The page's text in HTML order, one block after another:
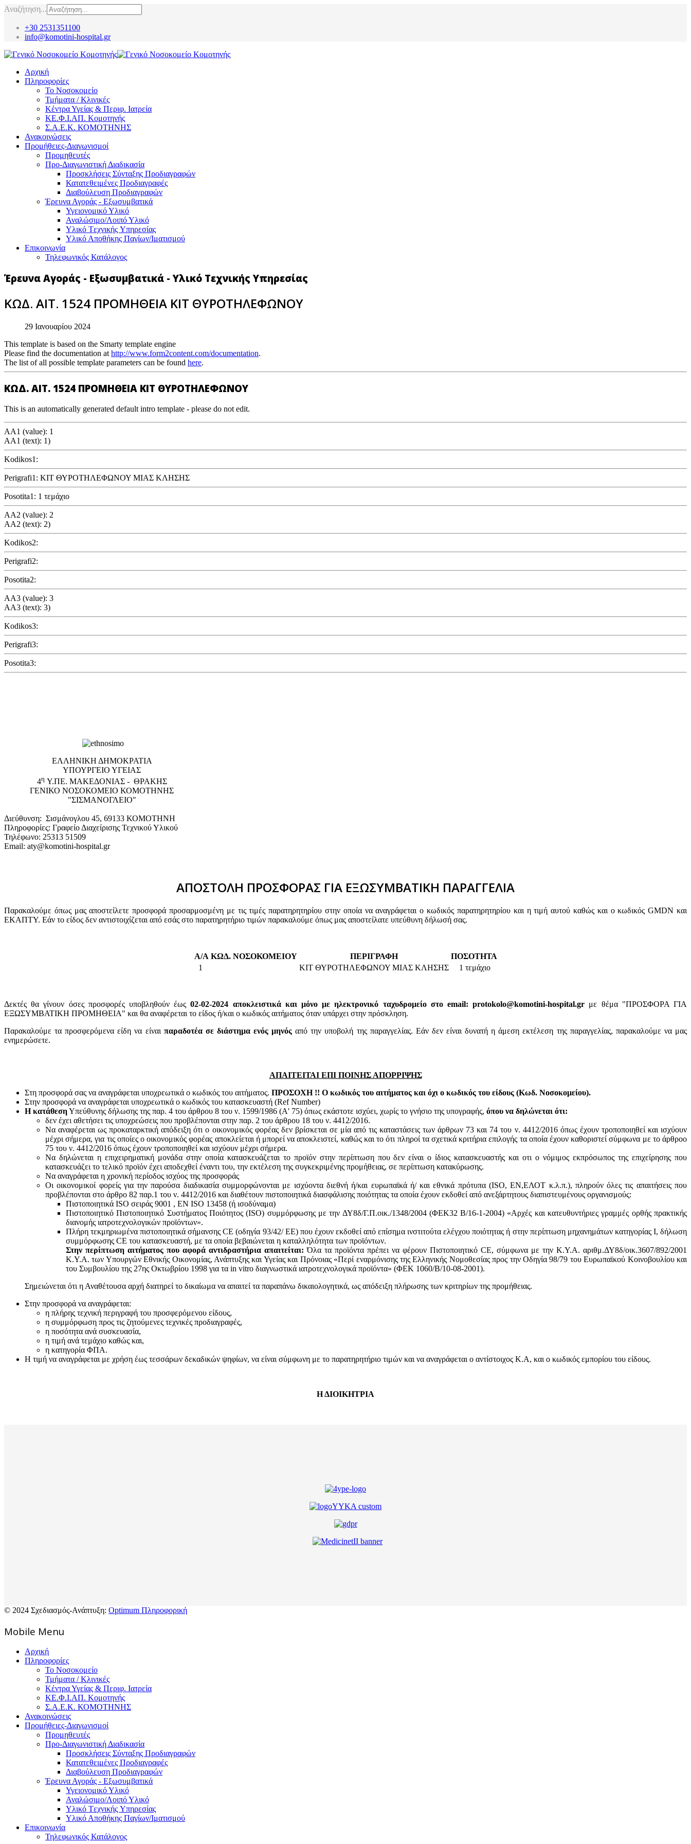
Αναζήτηση...
+30 2531351100
info@komotini-hospital.gr
Αρχική
Πληροφορίες
Το Νοσοκομείο
Τμήματα / Κλινικές
Κέντρα Υγείας & Περιφ. Ιατρεία
ΚΕ.Φ.Ι.ΑΠ. Κομοτηνής
Σ.Α.Ε.Κ. ΚΟΜΟΤΗΝΗΣ
Ανακοινώσεις
Προμήθειες-Διαγωνισμοί
Προμηθευτές
Προ-Διαγωνιστική Διαδικασία
Προσκλήσεις Σύνταξης Προδιαγραφών
Κατατεθειμένες Προδιαγραφές
Διαβούλευση Προδιαγραφών
Έρευνα Αγοράς - Εξωσυμβατικά
Υγειονομικό Υλικό
Αναλώσιμο/Λοιπό Υλικό
Υλικό Tεχνικής Yπηρεσίας
Υλικό Αποθήκης Παγίων/Ιματισμού
Επικοινωνία
Τηλεφωνικός Κατάλογος
Έρευνα Αγοράς - Εξωσυμβατικά - Υλικό Τεχνικής Υπηρεσίας
ΚΩΔ. ΑΙΤ. 1524 ΠΡΟΜΗΘΕΙΑ ΚΙΤ ΘΥΡΟΤΗΛΕΦΩΝΟΥ
29 Ιανουαρίου 2024
This template is based on the Smarty template engine
Please find the documentation at http://www.form2content.com/documentation.
The list of all possible template parameters can be found here.
ΚΩΔ. ΑΙΤ. 1524 ΠΡΟΜΗΘΕΙΑ ΚΙΤ ΘΥΡΟΤΗΛΕΦΩΝΟΥ
This is an automatically generated default intro template - please do not edit.
AA1 (value): 1
AA1 (text): 1)
Kodikos1:
Perigrafi1: ΚΙΤ ΘΥΡΟΤΗΛΕΦΩΝΟΥ ΜΙΑΣ ΚΛΗΣΗΣ
Posotita1: 1 τεμάχιο
AA2 (value): 2
AA2 (text): 2)
Kodikos2:
Perigrafi2:
Posotita2:
AA3 (value): 3
AA3 (text): 3)
Kodikos3:
Perigrafi3:
Posotita3:
EΛΛΗΝΙΚΗ ΔΗΜΟΚΡΑΤΙΑ
ΥΠΟΥΡΓΕΙΟ ΥΓΕΙΑΣ
4η Υ.ΠΕ. ΜΑΚΕΔΟΝΙΑΣ - ΘΡΑΚΗΣ
ΓΕΝΙΚΟ NΟΣΟΚΟΜΕΙΟ ΚΟΜΟΤΗΝΗΣ
"ΣΙΣΜΑΝΟΓΛΕΙΟ"
Διεύθυνση: Σισμάνογλου 45, 69133 ΚΟΜΟΤΗΝΗ
Πληροφορίες: Γραφείο Διαχείρισης Τεχνικού Υλικού
Τηλέφωνο: 25313 51509
Email: aty@komotini-hospital.gr
ΑΠΟΣΤΟΛΗ ΠΡΟΣΦΟΡΑΣ ΓΙΑ ΕΞΩΣΥΜΒΑΤΙΚΗ ΠΑΡΑΓΓΕΛΙΑ
Παρακαλούμε όπως μας αποστείλετε προσφορά προσαρμοσμένη με τις τιμές παρατηρητηρίου στην οποία να αναγράφεται ο κωδικός παρατηρητηρίου και η τιμή αυτού καθώς και ο κωδικός GMDN και
ΕΚΑΠΤΥ. Εάν το είδος δεν αντιστοιχίζεται από εσάς στο παρατηρητήριο τιμών παρακαλούμε όπως μας αποστείλατε υπεύθυνη δήλωσή σας.
Α/Α ΚΩΔ. ΝΟΣΟΚΟΜΕΙΟΥ ΠΕΡΙΓΡΑΦΗ
ΠΟΣΟΤΗΤΑ
1
ΚΙΤ ΘΥΡΟΤΗΛΕΦΩΝΟΥ ΜΙΑΣ ΚΛΗΣΗΣ 1 τεμάχιο
Δεκτές θα γίνουν όσες προσφορές υποβληθούν έως02-02-2024 αποκλειστικά και μόνο με ηλεκτρονικό ταχυδρομείο στο email: protokolo@komotini-hospital.gr με θέμα "ΠΡΟΣΦΟΡΑ ΓΙΑ
ΕΞΩΣΥΜΒΑΤΙΚΗ ΠΡΟΜΗΘΕΙΑ" και θα αναφέρεται το είδος ή/και ο κωδικός αιτήματος όταν υπάρχει στην πρόσκληση.
Παρακαλούμε τα προσφερόμενα είδη να είναι παραδοτέα σε διάστημα ενός μηνός από την υποβολή της παραγγελίας. Εάν δεν είναι δυνατή η άμεση εκτέλεση της παραγγελίας, παρακαλούμε να μας
ενημερώσετε.
ΑΠΑΙΤΕΙΤΑΙ ΕΠΙ ΠΟΙΝΗΣ ΑΠΟΡΡΙΨΗΣ
Στη προσφορά σας να αναγράφεται υποχρεωτικά ο κωδικός του αιτήματος. ΠΡΟΣΟΧΗ !! Ο κωδικός του αιτήματος και όχι ο κωδικός του είδους (Κωδ. Νοσοκομείου).
Στην προσφορά να αναγράφεται υποχρεωτικά ο κωδικός του κατασκευαστή (Ref Number)
Η κατάθεσηΥπεύθυνης δήλωσης της παρ. 4 του άρθρου 8 του ν. 1599/1986 (Α' 75) όπως εκάστοτε ισχύει, χωρίς το γνήσιο της υπογραφής, όπου να δηλώνεται ότι:
δεν έχει αθετήσει τις υποχρεώσεις που προβλέπονται στην παρ. 2 του άρθρου 18 του ν. 4412/2016.
Να αναφέρεται ως προκαταρκτική απόδειξη ότι ο οικονομικός φορέας δεν βρίσκεται σε μία από τις καταστάσεις των άρθρων 73 και 74 του ν. 4412/2016 όπως έχουν τροποποιηθεί και ισχύουν
μέχρι σήμερα, για τις οποίες ο οικονομικός φορέας αποκλείεται ή μπορεί να αποκλειστεί, καθώς και το ότι πληροί τα σχετικά κριτήρια επιλογής τα οποία έχουν καθοριστεί σύμφωνα με τo άρθροo
75 του ν. 4412/2016 όπως έχουν τροποποιηθεί και ισχύουν μέχρι σήμερα.
Να δηλώνεται η επιχειρηματική μονάδα στην οποία κατασκευάζεται το προϊόν στην περίπτωση που δεν είναι ο ίδιος κατασκευαστής και oτι ο νόμιμος εκπρόσωπος της επιχείρησης που
κατασκευάζει το τελικό προϊόν έχει αποδεχθεί έναντι του, την εκτέλεση της συγκεκριμένης προμήθειας, σε περίπτωση κατακύρωσης.
Να αναγράφεται η χρονική περίοδος ισχύος της προσφοράς
Οι οικονομικοί φορείς για την παρούσα διαδικασία συμμορφώνονται με ισχύοντα διεθνή ή/και ευρωπαϊκά ή/ και εθνικά πρότυπα (ISO, ΕΝ,ΕΛΟΤ κ.λ.π.), πληρούν όλες τις απαιτήσεις που
προβλέπονται στο άρθρο 82 παρ.1 του ν. 4412/2016 και διαθέτουν πιστοποιητικά διασφάλισης ποιότητας τα οποία έχουν εκδοθεί από ανεξάρτητους διαπιστευμένους οργανισμούς:
Πιστοποιητικά ISO σειράς 9001 , ΕΝ ISO 13458 (ή ισοδύναμα)
Πιστοποιητικό Πιστοποιητικό Συστήματος Ποιότητος (ISO) συμμόρφωσης με την ΔΥ8δ/Γ.Π.οικ./1348/2004 (ΦΕΚ32 Β/16-1-2004) «Αρχές και κατευθυντήριες γραμμές ορθής πρακτικής
διανομής ιατροτεχνολογικών προϊόντων».
Πλήρη τεκμηριωμένα πιστοποιητικά σήμανσης CE (οδηγία 93/42/ ΕΕ) που έχουν εκδοθεί από επίσημα ινστιτούτα ελέγχου ποιότητας ή στην περίπτωση μηχανημάτων κατηγορίας Ι, δήλωση
συμμόρφωσης CE του κατασκευαστή, με τα οποία βεβαιώνεται η καταλληλότητα των προϊόντων.
Στην περίπτωση αιτήματος που αφορά αντιδραστήρια απαιτείται: Όλα τα προϊόντα πρέπει να φέρουν Πιστοποιητικό CE, σύμφωνα με την Κ.Υ.Α. αριθμ.ΔΥ8δ/οικ.3607/892/2001
Κ.Υ.Α. των Υπουργών Εθνικής Οικονομίας, Ανάπτυξης και Υγείας και Πρόνοιας «Περί εναρμόνισης της Ελληνικής Νομοθεσίας προς την Οδηγία 98/79 του Ευρωπαϊκού Κοινοβουλίου και
του Συμβουλίου της 27ης Οκτωβρίου 1998 για τα in vitro διαγνωστικά ιατροτεχνολογικά προϊόντα» (ΦΕΚ 1060/Β/10-08-2001).
Σημειώνεται ότι η Αναθέτουσα αρχή διατηρεί το δικαίωμα να απαιτεί τα παραπάνω δικαιολογητικά, ως απόδειξη πλήρωσης των κριτηρίων της προμήθειας.
Στην προσφορά να αναγράφεται:
η πλήρης τεχνική περιγραφή του προσφερόμενου είδους,
η συμμόρφωση προς τις ζητούμενες τεχνικές προδιαγραφές,
η ποσότητα ανά συσκευασία,
η τιμή ανά τεμάχιο καθώς και,
η κατηγορία ΦΠΑ.
Η τιμή να αναγράφεται με χρήση έως τεσσάρων δεκαδικών ψηφίων, να είναι σύμφωνη με το παρατηρητήριο τιμών και να αναγράφεται ο αντίστοιχος Κ.Α, και ο κωδικός εμπορίου του είδους.
Η ΔΙΟΙΚΗΤΡΙΑ
© 2024 Σχεδιασμός-Ανάπτυξη: Optimum Πληροφορική
Mοbile Menu
Αρχική
Πληροφορίες
Το Νοσοκομείο
Τμήματα / Κλινικές
Κέντρα Υγείας & Περιφ. Ιατρεία
ΚΕ.Φ.Ι.ΑΠ. Κομοτηνής
Σ.Α.Ε.Κ. ΚΟΜΟΤΗΝΗΣ
Ανακοινώσεις
Προμήθειες-Διαγωνισμοί
Προμηθευτές
Προ-Διαγωνιστική Διαδικασία
Προσκλήσεις Σύνταξης Προδιαγραφών
Κατατεθειμένες Προδιαγραφές
Διαβούλευση Προδιαγραφών
Έρευνα Αγοράς - Εξωσυμβατικά
Υγειονομικό Υλικό
Αναλώσιμο/Λοιπό Υλικό
Υλικό Tεχνικής Yπηρεσίας
Υλικό Αποθήκης Παγίων/Ιματισμού
Επικοινωνία
Τηλεφωνικός Κατάλογος